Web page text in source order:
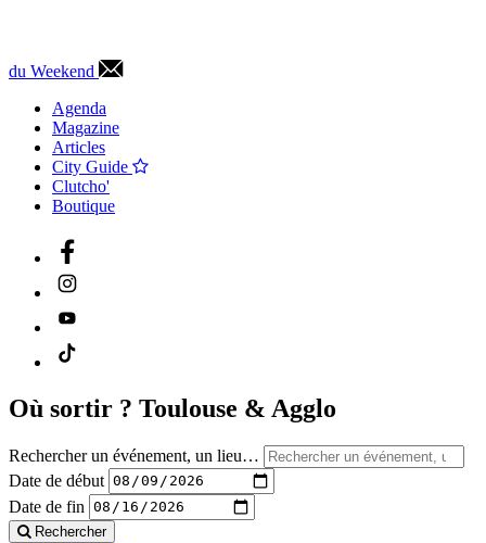
du Weekend
Agenda
Magazine
Articles
City Guide
Clutcho'
Boutique
Où sortir ? Toulouse & Agglo
Rechercher un événement, un lieu…
Date de début
Date de fin
Rechercher